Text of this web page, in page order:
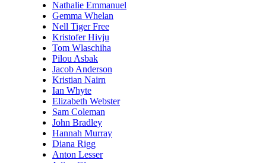
Nathalie Emmanuel
Gemma Whelan
Nell Tiger Free
Kristofer Hivju
Tom Wlaschiha
Pilou Asbak
Jacob Anderson
Kristian Nairn
Ian Whyte
Elizabeth Webster
Sam Coleman
John Bradley
Hannah Murray
Diana Rigg
Anton Lesser